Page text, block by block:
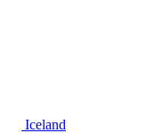
Iceland